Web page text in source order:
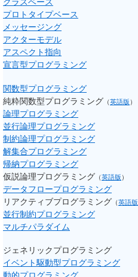
クラスベース
プロトタイプベース
メッセージング
アクターモデル
アスペクト指向
宣言型プログラミング
関数型プログラミング
純粋関数型プログラミング （英語版 ）
論理プログラミング
並行論理プログラミング
制約論理プログラミング
解集合プログラミング
帰納プログラミング
仮説論理プログラミング （英語版 ）
データフロープログラミング
リアクティブプログラミング （英語版
並行制約プログラミング
マルチパラダイム
ジェネリックプログラミング
イベント駆動型プログラミング